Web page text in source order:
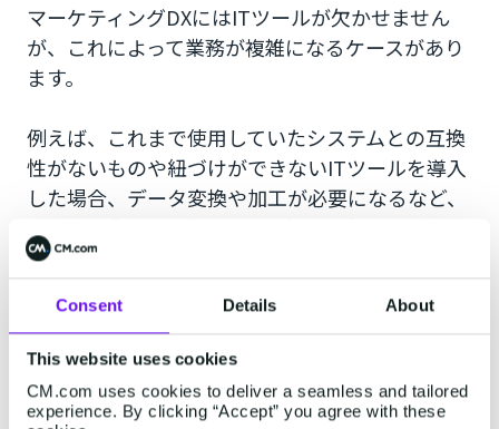
Consent Details About
This website uses cookies
CM.com uses cookies to deliver a seamless and tailored
experience. By clicking “Accept” you agree with these
マーケティングDXにはITツールが欠かせません
が、これによって業務が複雑になるケースがあり
ます。
例えば、これまで使用していたシステムとの互換
性がないものや紐づけができないITツールを導入
した場合、データ変換や加工が必要になるなど、
す。
また、以前から使っていた別のシステムを継続し
て使用する場合、社員は複数のシステムを併用す
る必要があり負担が増加するでしょう。